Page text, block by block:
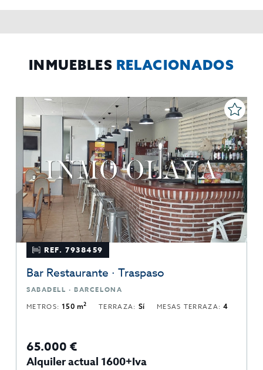
rectificar y suprimir los datos, solicitar la portabilidad de los
INMUEBLES RELACIONADOS
REF. 7938459
Bar Restaurante · Traspaso
SABADELL · BARCELONA
METROS:150 m2 TERRAZA: Sí MESAS TERRAZA:4
65.000 €
Alquiler actual 1600+Iva